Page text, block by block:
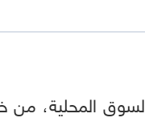
المحلية، من